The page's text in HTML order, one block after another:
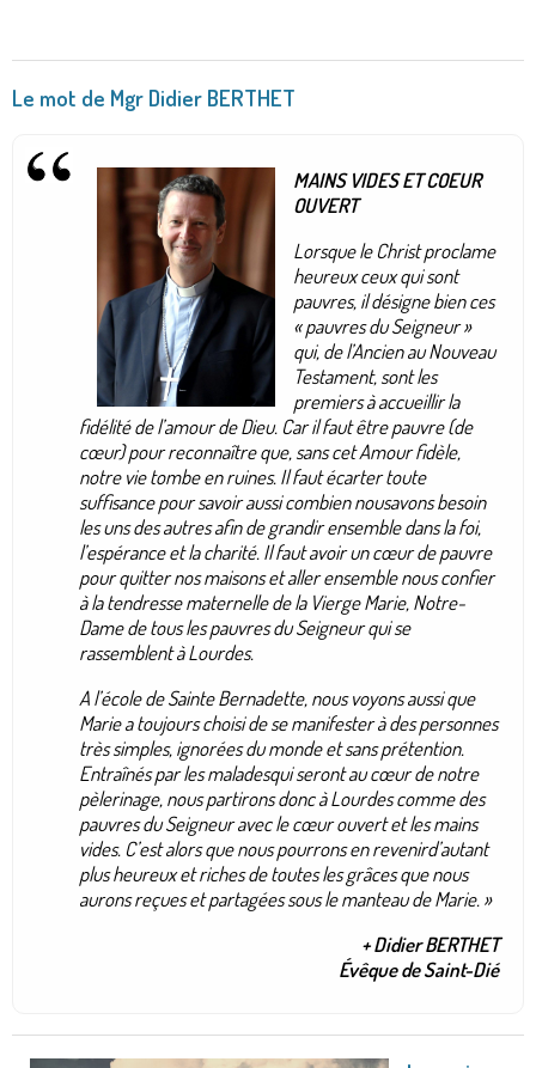
Le mot de Mgr Didier BERTHET
MAINS VIDES ET COEUR
OUVERT
Lorsque le Christ proclame
heureux ceux qui sont
pauvres, il désigne bien ces
« pauvres du Seigneur »
qui, de l’Ancien au Nouveau
Testament, sont les
premiers à accueillir la
fidélité de l’amour de Dieu. Car il faut être pauvre (de
cœur) pour reconnaître que, sans cet Amour fidèle,
notre vie tombe en ruines. Il faut écarter toute
suffisance pour savoir aussi combien nousavons besoin
les uns des autres afin de grandir ensemble dans la foi,
l’espérance et la charité. Il faut avoir un cœur de pauvre
pour quitter nos maisons et aller ensemble nous confier
à la tendresse maternelle de la Vierge Marie, Notre-
Dame de tous les pauvres du Seigneur qui se
rassemblent à Lourdes.
A l’école de Sainte Bernadette, nous voyons aussi que
Marie a toujours choisi de se manifester à des personnes
très simples, ignorées du monde et sans prétention.
Entraînés par les maladesqui seront au cœur de notre
pèlerinage, nous partirons donc à Lourdes comme des
pauvres du Seigneur avec le cœur ouvert et les mains
vides. C’est alors que nous pourrons en revenird’autant
plus heureux et riches de toutes les grâces que nous
aurons reçues et partagées sous le manteau de Marie. »
+ Didier BERTHET
Évêque de Saint-Dié